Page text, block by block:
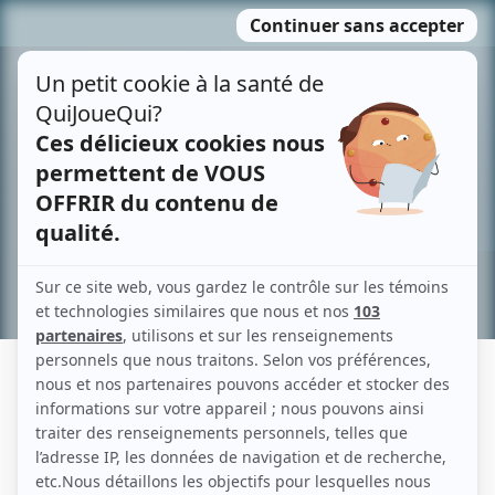
MENU
contenu
Recherche avancée »
DIANE ST-ONGE
Liens
Fiche de Diane St-Onge sur Showbizz.net